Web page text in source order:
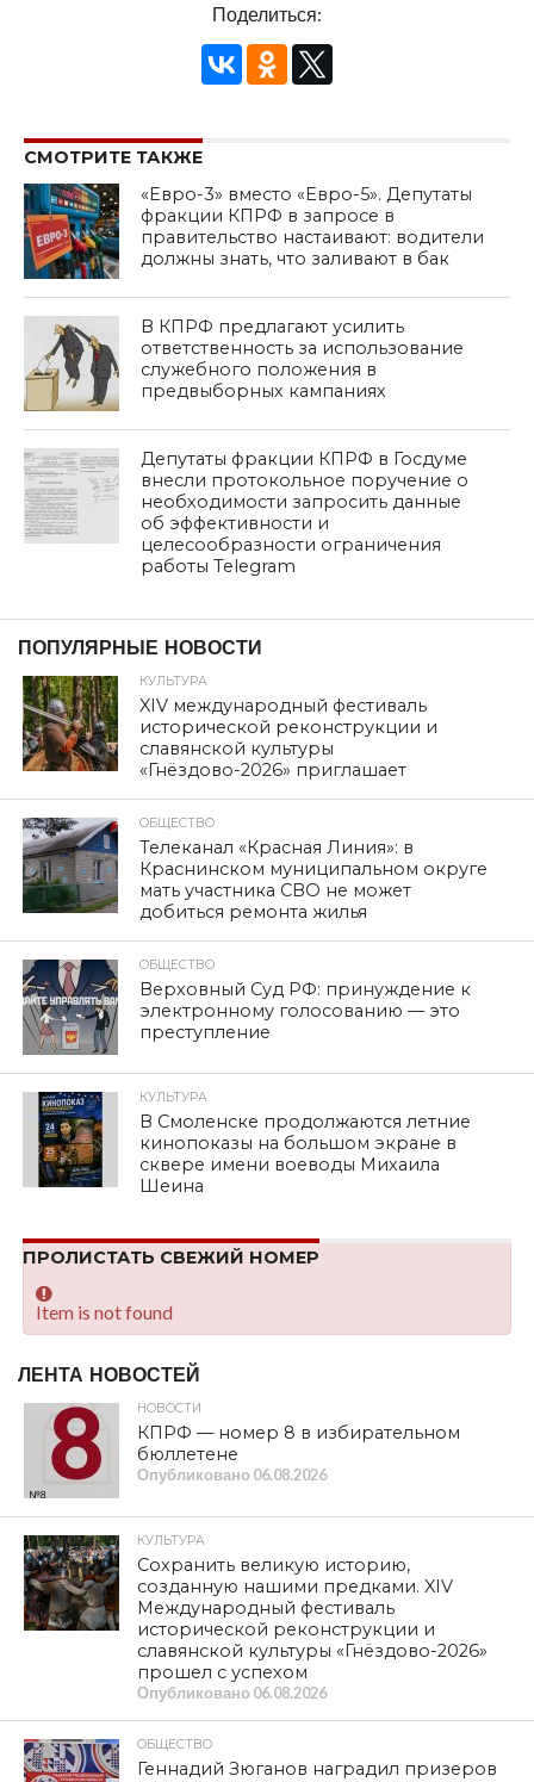
Поделиться:
СМОТРИТЕ ТАКЖЕ
«Евро-3» вместо «Евро-5». Депутаты
фракции КПРФ в запросе в
правительство настаивают: водители
должны знать, что заливают в бак
В КПРФ предлагают усилить
ответственность за использование
служебного положения в
предвыборных кампаниях
Депутаты фракции КПРФ в Госдуме
внесли протокольное поручение о
необходимости запросить данные
об эффективности и
целесообразности ограничения
работы Telegram
НОВОСТИ
Охота на охотника
Автор:admin
Опубликовано30.11.2018
SHARE TWEET SHARE SHARE
массиве возле деревни Любовка (Рославльский
район) местный егерь услышал звук выстрела; не
теряя времени гражданин обратился в МВД.
Полицейские выяснили, что предполагаемого места
выстрела егерь обнаружил автомашину, а возле неё —
пятна бурого цвета, похожие на кровь.
Сотрудники МВД с бдительным егерем дождались
хозяина машины, в багажнике которой затем
обнаружили тушу косули. Предполагаемый преступник
— житель Десногорска 1975 года рождения. Против
охотника возбуждено дело по статье «Незаконная
РАЙОН